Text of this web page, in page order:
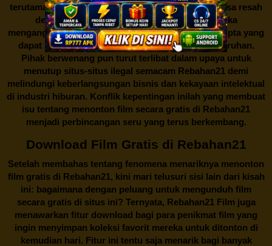
terutama produsen film dan pemilik hak cipta, merasa resah
dengan maraknya situs-situs seperti ini. Mereka
menganggapnya sebagai bentuk pelanggaran hak cipta yang
dapat merugikan industri perfilman secara keseluruhan.
Pihak berwenang pun turut terlibat dalam upaya untuk
menutup situs-situs ilegal semacam Rebahan21 demi
melindungi keberlangsungan bisnis dan kekayaan intelektual
di industri hiburan. Konflik kepentingan inilah yang membuat
isu tentang menonton film secara gratis di Rebahan21
menjadi perbincangan seru yang terus berkembang.
Download Film Gratis di Rebahan21
Setelah membahas tentang fenomena menariknya menonton
film gratis di Rebahan21, kini mari telusuri sisi lain dari kisah
ini: bagaimana dengan peluang untuk mengunduh film
secara gratis di situs ini? Ternyata, Rebahan21 Film juga
menawarkan fitur download bagi para penikmat film yang
ingin menyimpan koleksi favorit mereka untuk ditonton di
kemudian hari. Fitur ini tentu saja menarik bagi banyak